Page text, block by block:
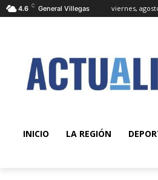
4.6 C General Villegas viernes,
INICIO LA REGIÓN